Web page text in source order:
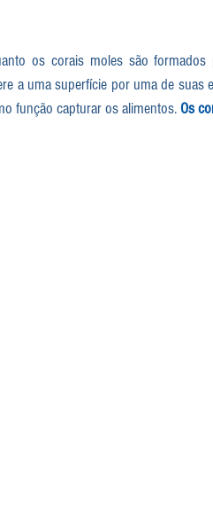
os corais moles são formados
a uma superfície por uma de suas
função capturar os alimentos. Os